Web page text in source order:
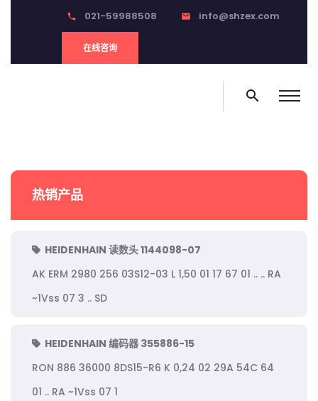
phone 021-59988508 email info@shzex.com
在线咨询
search
热销产品
HEIDENHAIN 读数头 1144098-07
AK ERM 2980 256 03S12-03 L 1,50 01 17 67 01 .. .. RA
~1Vss 07 3 .. SD
HEIDENHAIN 编码器 355886-15
RON 886 36000 8DS15-R6 K 0,24 02 29A 54C 64
01 .. RA ~1Vss 07 1